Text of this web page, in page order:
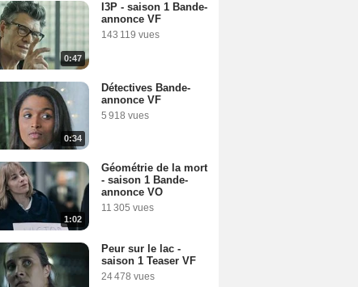
0:47
I3P - saison 1 Bande-
annonce VF
143 119 vues
0:34
Détectives Bande-
annonce VF
5 918 vues
1:02
Géométrie de la mort
- saison 1 Bande-
annonce VO
11 305 vues
Peur sur le lac -
saison 1 Teaser VF
24 478 vues